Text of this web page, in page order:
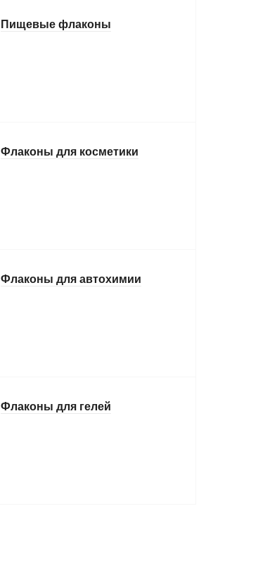
Пищевые флаконы
Флаконы для косметики
Флаконы для автохимии
Флаконы для гелей